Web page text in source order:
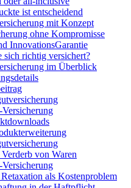
ist entscheidend
mit Konzept
ohne Kompromisse
InnovationsGarantie
sich richtig versichert?
im Überblick
von Waren
als Kostenproblem